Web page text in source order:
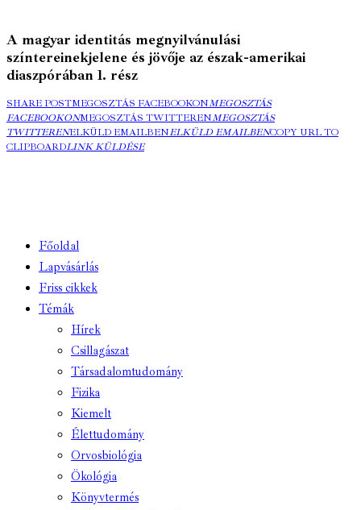
A magyar identitás megnyilvánulási
színtereinekjelene és jövője az észak-amerikai
diaszpórában 1. rész
SHARE POSTMEGOSZTÁS FACEBOOKONMEGOSZTÁS
FACEBOOKONMEGOSZTÁS TWITTERENMEGOSZTÁS
TWITTERENELKÜLD EMAILBENELKÜLD EMAILBENCOPY URL TO
CLIPBOARDLINK KÜLDÉSE
Főoldal
Lapvásárlás
Friss cikkek
Témák
Hírek
Csillagászat
Társadalomtudomány
Fizika
Kiemelt
Élettudomány
Orvosbiológia
Ökológia
Könyvtermés